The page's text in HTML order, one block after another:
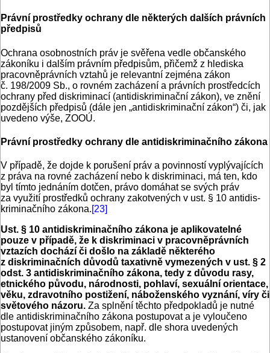
Právní prostředky ochrany dle některých dalších právních
předpisů
Ochrana osobnostních práv je svěřena vedle občanského
zákoníku i dalším právním předpisům, přičemž z hlediska
pracovněprávních vztahů je relevantní zejména zákon
č. 198/2009 Sb., o rovném zacházení a právních prostředcích
ochrany před diskriminací (antidiskriminační zákon), ve znění
pozdějších předpisů (dále jen „antidiskriminační zákon“) či, jak
uvedeno výše, ZOOÚ.
Právní prostředky ochrany dle antidiskriminačního zákona
V případě, že dojde k porušení práv a povinností vyplývajících
z práva na rovné zacházení nebo k diskriminaci, má ten, kdo
byl tímto jednáním dotčen, právo domáhat se svých práv
za využití prostředků ochrany zakotvených v ust. § 10 antidis­
kriminačního zákona.[23]
Ust. § 10 antidiskriminačního zákona je aplikovatelné
pouze v případě, že k diskriminaci v pracovněprávních
vztazích dochází či došlo na základě některého
z diskriminačních důvodů taxativně vymezených v ust. § 2
odst. 3 antidiskriminačního zákona, tedy z důvodu rasy,
etnického původu, národnosti, pohlaví, sexuální orientace,
věku, zdravotního postižení, náboženského vyznání, víry či
světového názoru. Za splnění těchto předpokladů je nutné
dle antidiskriminačního zákona postupovat a je vyloučeno
postupovat jiným způsobem, např. dle shora uvedených
ustanovení občanského zákoníku.